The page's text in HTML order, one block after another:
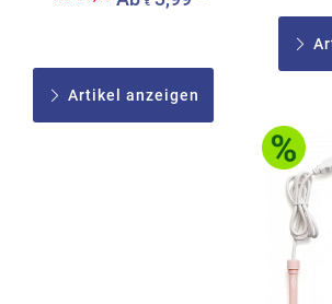
€
Artikel anzeigen